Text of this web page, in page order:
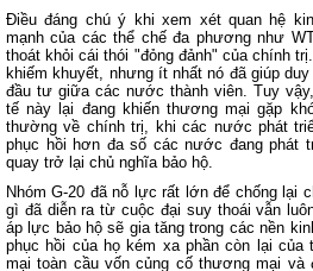
Điều đáng chú ý khi xem xét quan hệ
mạnh của các thể chế đa phương như
thoát khỏi cái thói "đỏng đảnh" của chính
khiếm khuyết, nhưng ít nhất nó đã giúp
đầu tư giữa các nước thành viên. Tuy
tế này lại đang khiến thương mại gặp
thường về chính trị, khi các nước phát
phục hồi hơn đa số các nước đang phát
quay trở lại chủ nghĩa bảo hộ.
Nhóm G-20 đã nỗ lực rất lớn để chống lại
gì đã diễn ra từ cuộc đại suy thoái vẫn
áp lực bảo hộ sẽ gia tăng trong các nền
phục hồi của họ kém xa phần còn lại
mại toàn cầu vốn củng cố thương mại và